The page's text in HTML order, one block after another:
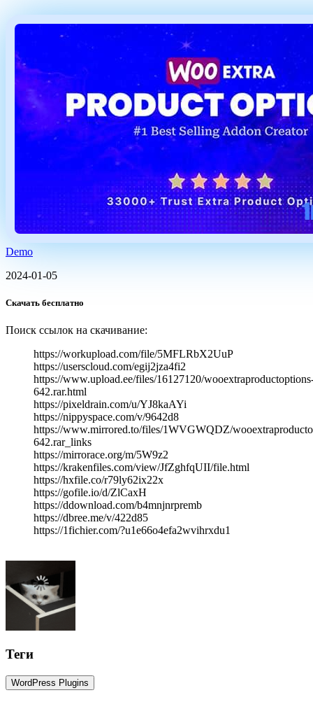
Demo
2024-01-05
Скачать бесплатно
Поиск ссылок на скачивание:
https://workupload.com/file/5MFLRbX2UuP
https://userscloud.com/egij2jza4fi2
https://www.upload.ee/files/16127120/
642.rar.html
https://pixeldrain.com/u/YJ8kaAYi
https://nippyspace.com/v/9642d8
https://www.mirrored.to/files/1WVGWQDZ/
642.rar_links
https://mirrorace.org/m/5W9z2
https://krakenfiles.com/view/JfZghfqUII/file.html
https://hxfile.co/r79ly62ix22x
https://gofile.io/d/ZlCaxH
https://ddownload.com/b4mnjnrpremb
https://dbree.me/v/422d85
https://1fichier.com/?u1e66o4efa2wvihrxdu1
Теги
WordPress Plugins